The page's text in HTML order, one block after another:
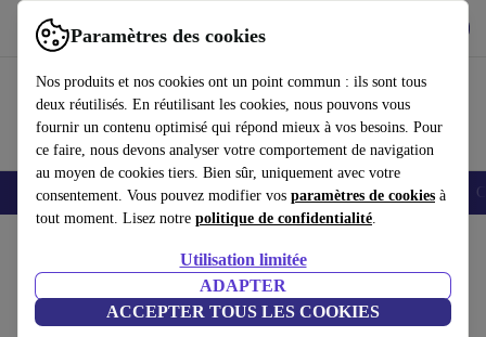
Paramètres des cookies
Nos produits et nos cookies ont un point commun : ils sont tous
deux réutilisés. En réutilisant les cookies, nous pouvons vous
fournir un contenu optimisé qui répond mieux à vos besoins. Pour
ce faire, nous devons analyser votre comportement de navigation
au moyen de cookies tiers. Bien sûr, uniquement avec votre
consentement. Vous pouvez modifier vos paramètres de cookies à
tout moment. Lisez notre politique de confidentialité.
Utilisation limitée
ADAPTER
ACCEPTER TOUS LES COOKIES
Utilisez refurbed rapidement et facilement
Smartphones Laptops Tablettes Montres connectées Accessoires
Nuby RapidCool
blanc